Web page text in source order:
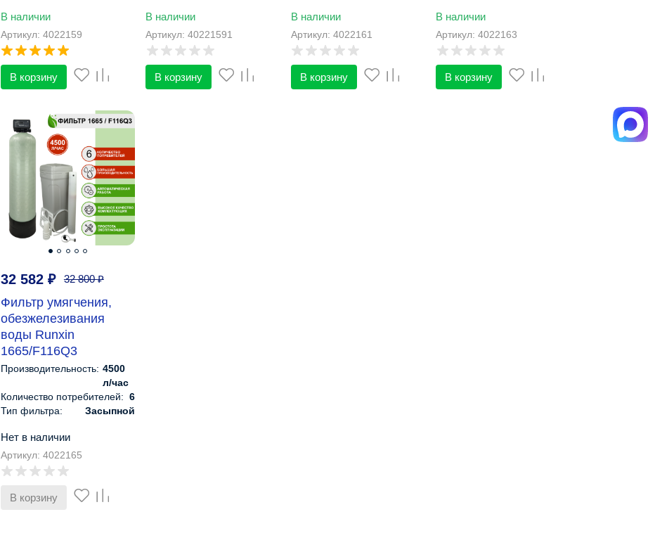
Габариты, см:
В наличии
Артикул: 4022159
В корзину
Габариты, см:
В наличии
Артикул: 40221591
В корзину
Габариты, см:
В наличии
Артикул: 4022161
В корзину
Габариты, см:
В наличии
Артикул: 4022163
В корзину
32 582 ₽ 32 800₽
Фильтр умягчения,
обезжелезивания
воды Runxin
1665/F116Q3
Производительность: 4500
л/час
Количество потребителей: 6
Тип фильтра:
Засыпной
Габариты, см:
Нет в наличии
Артикул: 4022165
В корзину